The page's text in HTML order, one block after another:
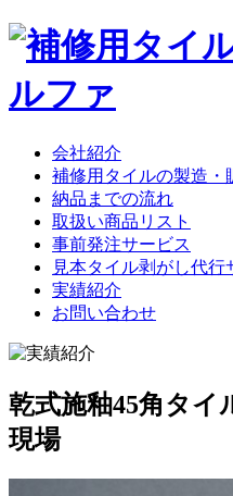
会社紹介
補修用タイルの製造・
納品までの流れ
取扱い商品リスト
事前発注サービス
見本タイル剥がし代行
実績紹介
お問い合わせ
乾式施釉45角タ
現場